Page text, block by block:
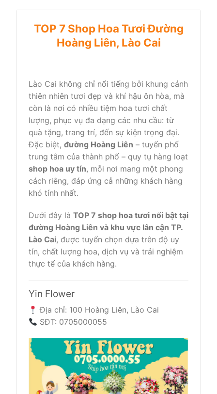
TOP 7 Shop Hoa Tươi Đường
Hoàng Liên, Lào Cai
Lào Cai không chỉ nổi tiếng bởi khung cảnh
thiên nhiên tươi đẹp và khí hậu ôn hòa, mà
còn là nơi có nhiều tiệm hoa tươi chất
lượng, phục vụ đa dạng các nhu cầu: từ
quà tặng, trang trí, đến sự kiện trọng đại.
Đặc biệt, đường Hoàng Liên – tuyến phố
trung tâm của thành phố – quy tụ hàng loạt
shop hoa uy tín, mỗi nơi mang một phong
cách riêng, đáp ứng cả những khách hàng
khó tính nhất.
Dưới đây là TOP 7 shop hoa tươi nổi bật tại
đường Hoàng Liên và khu vực lân cận TP.
Lào Cai, được tuyển chọn dựa trên độ uy
tín, chất lượng hoa, dịch vụ và trải nghiệm
thực tế của khách hàng.
Yin Flower
Địa chỉ: 100 Hoàng Liên, Lào Cai
SĐT: 0705000055